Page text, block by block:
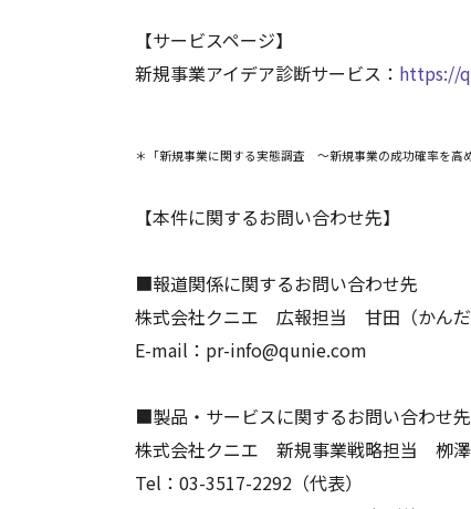
【サービスページ】
新規事業アイデア診断サービス： https://
＊「新規事業に関する実態調査 ～新規事業の成功確率を高
【本件に関するお問い合わせ先】
■報道関係に関するお問い合わせ先
株式会社クニエ 広報担当 甘田（かんだ
E-mail：pr-info@qunie.com
■製品・サービスに関するお問い合わせ先
株式会社クニエ 新規事業戦略担当 栁澤
Tel：03-3517-2292（代表）